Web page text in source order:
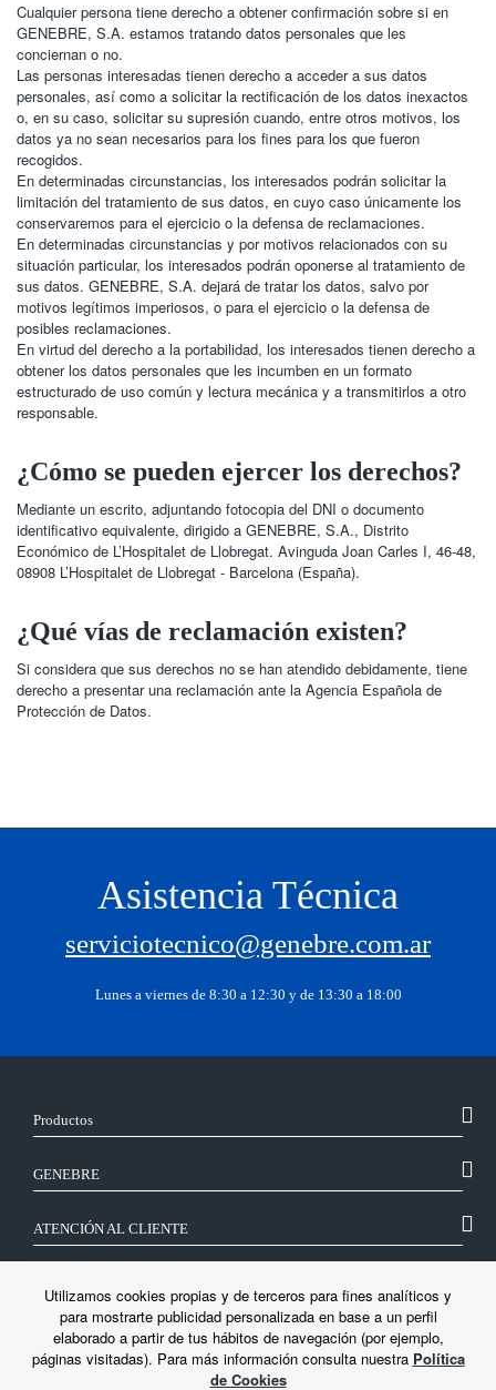
Cualquier persona tiene derecho a obtener confirmación sobre si en
GENEBRE, S.A. estamos tratando datos personales que les
conciernan o no.
Las personas interesadas tienen derecho a acceder a sus datos
personales, así como a solicitar la rectificación de los datos inexactos
o, en su caso, solicitar su supresión cuando, entre otros motivos, los
datos ya no sean necesarios para los fines para los que fueron
recogidos.
En determinadas circunstancias, los interesados podrán solicitar la
limitación del tratamiento de sus datos, en cuyo caso únicamente los
conservaremos para el ejercicio o la defensa de reclamaciones.
En determinadas circunstancias y por motivos relacionados con su
situación particular, los interesados podrán oponerse al tratamiento de
sus datos. GENEBRE, S.A. dejará de tratar los datos, salvo por
motivos legítimos imperiosos, o para el ejercicio o la defensa de
posibles reclamaciones.
En virtud del derecho a la portabilidad, los interesados tienen derecho a
obtener los datos personales que les incumben en un formato
estructurado de uso común y lectura mecánica y a transmitirlos a otro
responsable.
¿Cómo se pueden ejercer los derechos?
Mediante un escrito, adjuntando fotocopia del DNI o documento
identificativo equivalente, dirigido a GENEBRE, S.A., Distrito
Económico de L’Hospitalet de Llobregat. Avinguda Joan Carles I, 46-48,
08908 L’Hospitalet de Llobregat - Barcelona (España).
¿Qué vías de reclamación existen?
Si considera que sus derechos no se han atendido debidamente, tiene
derecho a presentar una reclamación ante la Agencia Española de
Protección de Datos.
Asistencia Técnica
serviciotecnico@genebre.com.ar
Lunes a viernes de 8:30 a 12:30 y de 13:30 a 18:00
Productos
GENEBRE
ATENCIÓN AL CLIENTE
LEGAL
Utilizamos cookies propias y de terceros para fines analíticos y
para mostrarte publicidad personalizada en base a un perfil
elaborado a partir de tus hábitos de navegación (por ejemplo,
páginas visitadas). Para más información consulta nuestra Política
de Cookies